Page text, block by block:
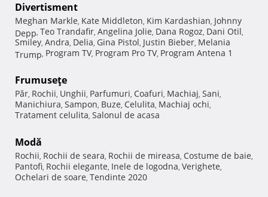
Divertisment
Meghan Markle, Kate Middleton, Kim Kardashian, Johnny
Depp, Teo Trandafir, Angelina Jolie, Dana Rogoz, Dani Otil,
Smiley, Andra, Delia, Gina Pistol, Justin Bieber, Melania
Trump, Program TV, Program Pro TV, Program Antena 1
Frumuseţe
Păr, Rochii, Unghii, Parfumuri, Coafuri, Machiaj, Sani,
Manichiura, Sampon, Buze, Celulita, Machiaj ochi,
Tratament celulita, Salonul de acasa
Modă
Rochii, Rochii de seara, Rochii de mireasa, Costume de baie,
Pantofi, Rochii elegante, Inele de logodna, Verighete,
Ochelari de soare, Tendinte 2020